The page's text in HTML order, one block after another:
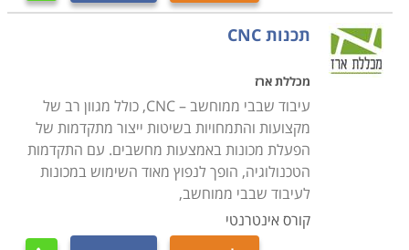
תכנות CNC
מכללת ארז
עיבוד שבבי ממוחשב – CNC, כולל מגוון רב של
מקצועות והתמחויות בשיטות ייצור מתקדמות של
הפעלת מכונות באמצעות מחשבים. עם התקדמות
הטכנולוגיה, הופך לנפוץ מאוד השימוש במכונות
לעיבוד שבבי ממוחשב,
קורס אינטרנטי